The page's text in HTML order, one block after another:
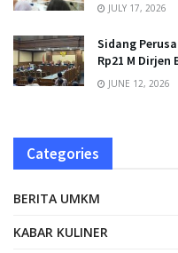
JULY 17, 2026
Sidang
Rp21 M Dirjen
JUNE 12, 2026
Categories
BERITA UMKM
KABAR KULINER